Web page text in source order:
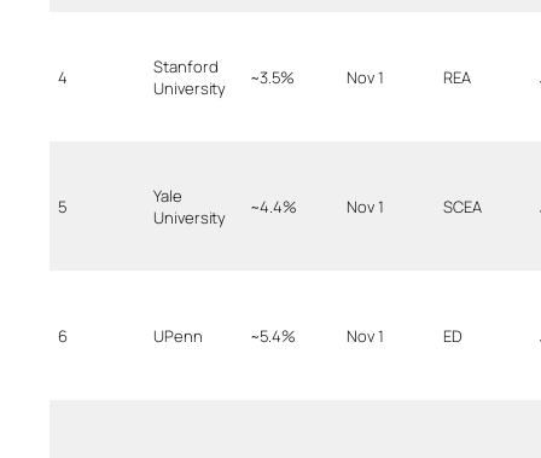
4
Stanford
University
~3.5% Nov 1 REA
5
Yale
University
~4.4% Nov 1 SCEA
6 UPenn ~5.4% Nov 1 ED